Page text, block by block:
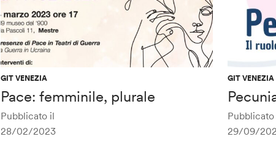
GIT VENEZIA
Pace: femminile, plurale
Pubblicato il
28/02/2023
GIT VENEZIA
Pubblicato
29/09/